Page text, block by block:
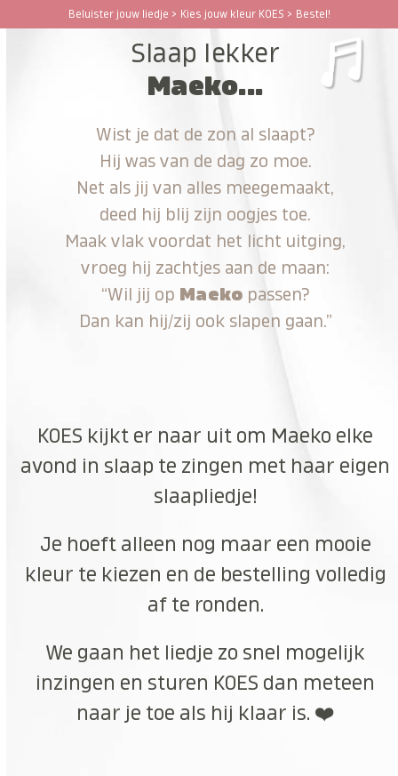
Beluister jouw liedje > Kies jouw kleur KOES > Bestel!
Open
Close
Slaap lekker
Maeko...
Wist je dat de zon al slaapt?
Hij was van de dag zo moe.
Net als jij van alles meegemaakt,
deed hij blij zijn oogjes toe.
Maak vlak voordat het licht uitging,
vroeg hij zachtjes aan de maan:
“Wil jij op Maeko passen?
Dan kan hij/zij ook slapen gaan.”
KOES kijkt er naar uit om Maeko elke
avond in slaap te zingen met haar eigen
slaapliedje!
Je hoeft alleen nog maar een mooie
kleur te kiezen en de bestelling volledig
af te ronden.
We gaan het liedje zo snel mogelijk
inzingen en sturen KOES dan meteen
naar je toe als hij klaar is. ❤️